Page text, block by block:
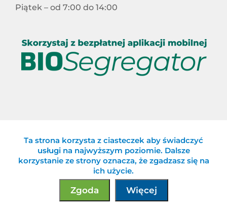
Piątek – od 7:00 do 14:00
Celowy Związek Gmin „Eko-Logiczni”
Ta strona korzysta z ciasteczek aby świadczyć
usługi na najwyższym poziomie. Dalsze
korzystanie ze strony oznacza, że zgadzasz się na
ich użycie.
Zgoda Więcej